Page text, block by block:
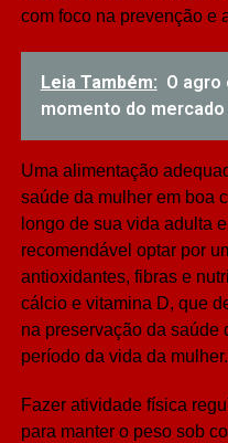
com foco na prevenção e
Leia Também: O agro
momento do
Uma alimentação
saúde da mulher em boa
longo de sua vida adulta
recomendável optar por
antioxidantes, fibras e
cálcio e vitamina D, que
na preservação da saúde
período da vida da mulher.
Fazer atividade física
para manter o peso sob